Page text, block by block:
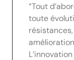
“Tout
toute